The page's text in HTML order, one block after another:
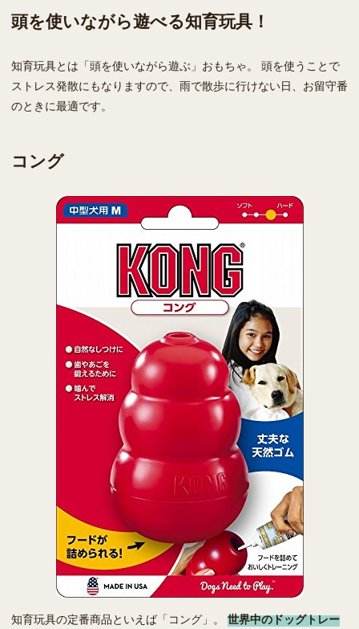
頭を使いながら遊べる知育玩具！
知育玩具とは「頭を使いながら遊ぶ」おもちゃ。 頭を使うことで
ストレス発散にもなりますので、雨で散歩に行けない日、お留守番
のときに最適です。
コング
知育玩具の定番商品といえば「コング」。 世界中のドッグトレー